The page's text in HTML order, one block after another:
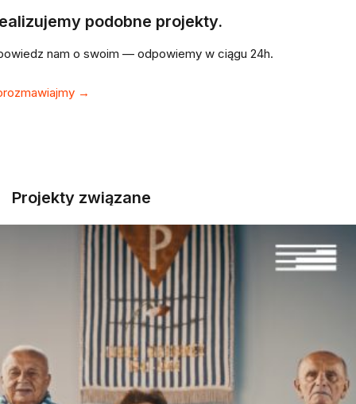
podobne projekty.
nam o swoim — odpowiemy w ciągu 24h.
→
Projekty związane